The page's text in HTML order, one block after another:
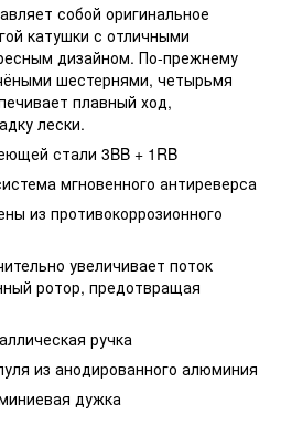
собой оригинальное
катушки с отличными
дизайном. По-прежнему
шестернями, четырьмя
плавный ход,
лески.
стали 3BB + 1RB
мгновенного антиреверса
из противокоррозионного
увеличивает поток
ротор, предотвращая
ручка
из анодированного алюминия
дужка